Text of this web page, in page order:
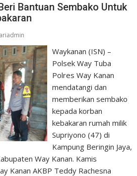
Bantuan Sembako Untuk
Waykanan (ISN) –
Polsek Way Tuba
Polres Way Kanan
mendatangi dan
memberikan sembako
kepada korban
kebakaran rumah milik
Supriyono (47) di
Kampung Beringin Jaya,
Way Kanan. Kamis
Kanan AKBP Teddy Rachesna